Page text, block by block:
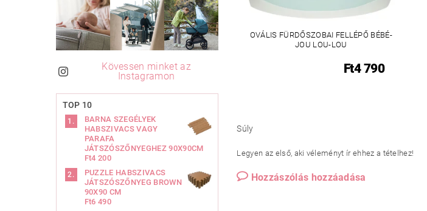
Kövessen minket az
Instagramon
TOP 10
BARNA SZEGÉLYEK
HABSZIVACS VAGY
PARAFA
JÁTSZÓSZŐNYEGHEZ 90X90CM
Ft4 200
PUZZLE HABSZIVACS
JÁTSZÓSZŐNYEG BROWN
90X90 CM
Ft6 490
OVÁLIS FÜRDŐSZOBAI FELLÉPŐ BÉBÉ-
JOU LOU-LOU
Ft4 790
Súly
Legyen az első, aki véleményt ír ehhez a tételhez!
Hozzászólás hozzáadása